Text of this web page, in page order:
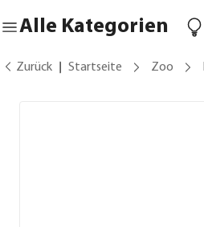
Alle Kategorien
Zurück Startseite Zoo